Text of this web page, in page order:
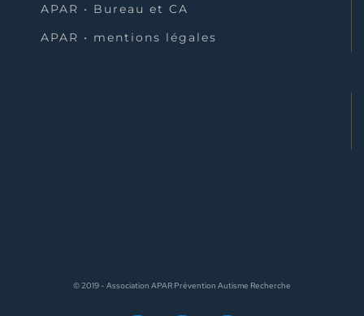
APAR • Bureau et CA
APAR • mentions légales
© 2019 - Association APAR Prévention Autisme Recherche